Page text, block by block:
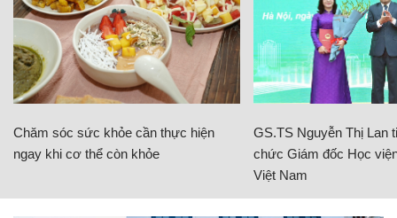
Chăm sóc sức khỏe cần thực hiện
ngay khi cơ thể còn khỏe
GS.TS Nguyễn Thị Lan
chức Giám đốc Học
Việt Nam